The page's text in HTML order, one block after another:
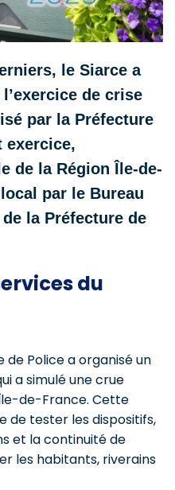
le Siarce a
de crise
par la Préfecture
exercice,
de la Région Île-de-
par le Bureau
la Préfecture de
du
de Police a organisé un
a simulé une crue
de-France. Cette
de tester les dispositifs,
et la continuité de
les habitants, riverains